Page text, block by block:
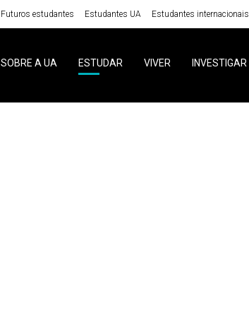
Futuros estudantes Estudantes UA Estudantes internacionais
SOBRE A UA ESTUDAR VIVER INVESTIGAR